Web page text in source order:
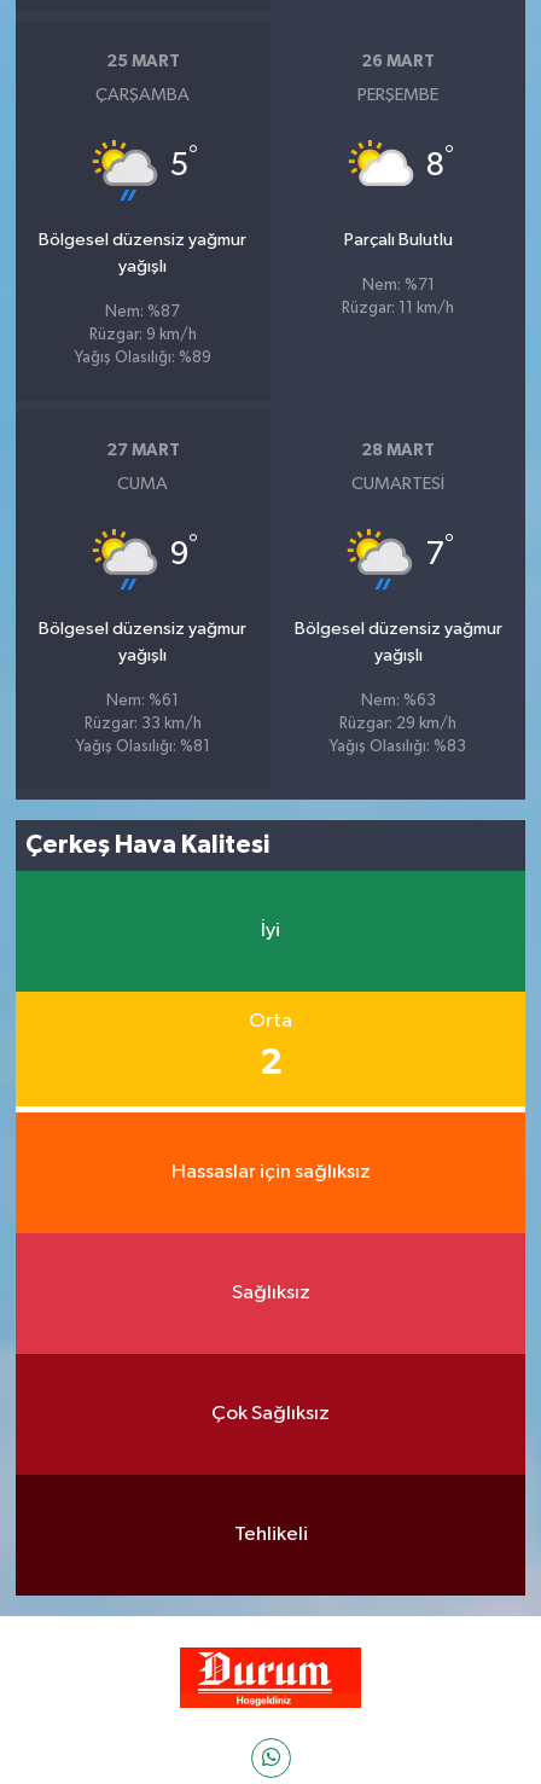
25 MART
ÇARŞAMBA
5°
Bölgesel düzensiz yağmur
yağışlı
Nem: %87
Rüzgar: 9 km/h
Yağış Olasılığı: %89
26 MART
PERŞEMBE
8°
Parçalı Bulutlu
Nem: %71
Rüzgar: 11 km/h
27 MART
CUMA
9°
Bölgesel düzensiz yağmur
yağışlı
Nem: %61
Rüzgar: 33 km/h
Yağış Olasılığı: %81
28 MART
CUMARTESI
7°
Bölgesel düzensiz yağmur
yağışlı
Nem: %63
Rüzgar: 29 km/h
Yağış Olasılığı: %83
Çerkeş Hava Kalitesi
İyi
Orta
2
Hassaslar için sağlıksız
Sağlıksız
Çok Sağlıksız
Tehlikeli